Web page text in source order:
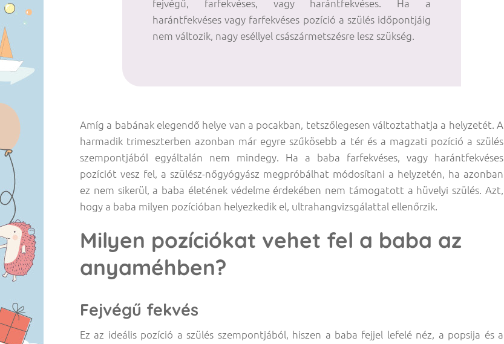
fejvégű, farfekvéses, vagy harántfekvéses. Ha a
harántfekvéses vagy farfekvéses pozíció a szülés időpontjáig
nem változik, nagy eséllyel császármetszésre lesz szükség.
Amíg a babának elegendő helye van a pocakban, tetszőlegesen változtathatja a helyzetét. A
harmadik trimeszterben azonban már egyre szűkösebb a tér és a magzati pozíció a szülés
szempontjából egyáltalán nem mindegy. Ha a baba farfekvéses, vagy harántfekvéses
pozíciót vesz fel, a szülész-nőgyógyász megpróbálhat módosítani a helyzetén, ha azonban
ez nem sikerül, a baba életének védelme érdekében nem támogatott a hüvelyi szülés. Azt,
hogy a baba milyen pozícióban helyezkedik el, ultrahangvizsgálattal ellenőrzik.
Milyen pozíciókat vehet fel a baba az
anyaméhben?
Fejvégű fekvés
Ez az ideális pozíció a szülés szempontjából, hiszen a baba fejjel lefelé néz, a popsija és a